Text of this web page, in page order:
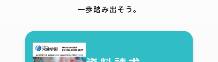
一歩踏み出そう。